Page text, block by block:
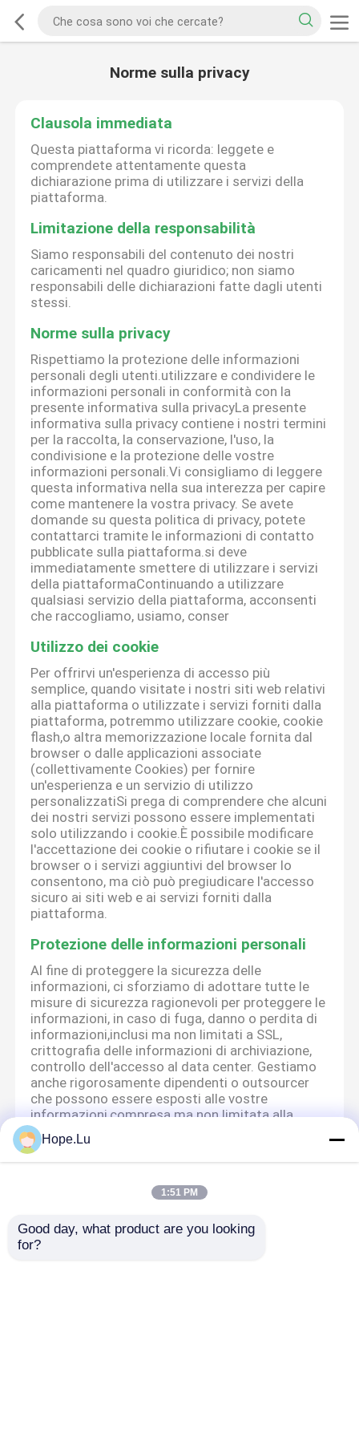
Norme sulla privacy
Clausola immediata
Questa piattaforma vi ricorda: leggete e
comprendete attentamente questa
dichiarazione prima di utilizzare i servizi della
piattaforma.
Limitazione della responsabilità
Siamo responsabili del contenuto dei nostri
caricamenti nel quadro giuridico; non siamo
responsabili delle dichiarazioni fatte dagli utenti
stessi.
Norme sulla privacy
Rispettiamo la protezione delle informazioni
personali degli utenti.utilizzare e condividere le
informazioni personali in conformità con la
presente informativa sulla privacyLa presente
informativa sulla privacy contiene i nostri termini
per la raccolta, la conservazione, l'uso, la
condivisione e la protezione delle vostre
informazioni personali.Vi consigliamo di leggere
questa informativa nella sua interezza per capire
come mantenere la vostra privacy. Se avete
domande su questa politica di privacy, potete
contattarci tramite le informazioni di contatto
pubblicate sulla piattaforma.si deve
immediatamente smettere di utilizzare i servizi
della piattaformaContinuando a utilizzare
qualsiasi servizio della piattaforma, acconsenti
che raccogliamo, usiamo, conser
Utilizzo dei cookie
Per offrirvi un'esperienza di accesso più
semplice, quando visitate i nostri siti web relativi
alla piattaforma o utilizzate i servizi forniti dalla
piattaforma, potremmo utilizzare cookie, cookie
flash,o altra memorizzazione locale fornita dal
browser o dalle applicazioni associate
(collettivamente Cookies) per fornire
un'esperienza e un servizio di utilizzo
personalizzatiSi prega di comprendere che alcuni
dei nostri servizi possono essere implementati
solo utilizzando i cookie.È possibile modificare
l'accettazione dei cookie o rifiutare i cookie se il
browser o i servizi aggiuntivi del browser lo
consentono, ma ciò può pregiudicare l'accesso
sicuro ai siti web e ai servizi forniti dalla
piattaforma.
Protezione delle informazioni personali
Al fine di proteggere la sicurezza delle
informazioni, ci sforziamo di adottare tutte le
misure di sicurezza ragionevoli per proteggere le
informazioni, in caso di fuga, danno o perdita di
informazioni,inclusi ma non limitati a SSL,
crittografia delle informazioni di archiviazione,
controllo dell'accesso al data center. Gestiamo
anche rigorosamente dipendenti o outsourcer
che possono essere esposti alle vostre
informazioni,compresa ma non limitata alla
firma di accordi di riservatezza con loro,
assumendo controlli di autorità diversi a
seconda della posizione e monitorando le loro
Noi attribuiamo importanza alla protezione dei
dati personali dei minori.vi suggeriamo di
Hope.Lu
1:51 PM
Good day, what product are you looking
for?